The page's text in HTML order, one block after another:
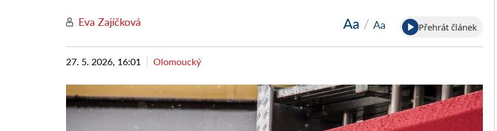
Eva Zajíčková Aa / Aa Přehrát článek
27. 5. 2026, 16:01 Olomoucký